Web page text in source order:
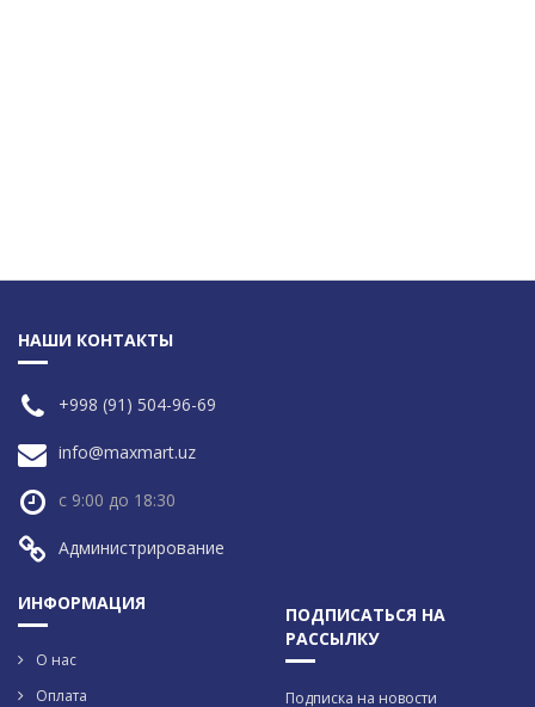
НАШИ КОНТАКТЫ
+998 (91) 504-96-69
info@maxmart.uz
с 9:00 до 18:30
Администрирование
ИНФОРМАЦИЯ
О нас
Оплата
ПОДПИСАТЬСЯ НА
РАССЫЛКУ
Подписка на новости